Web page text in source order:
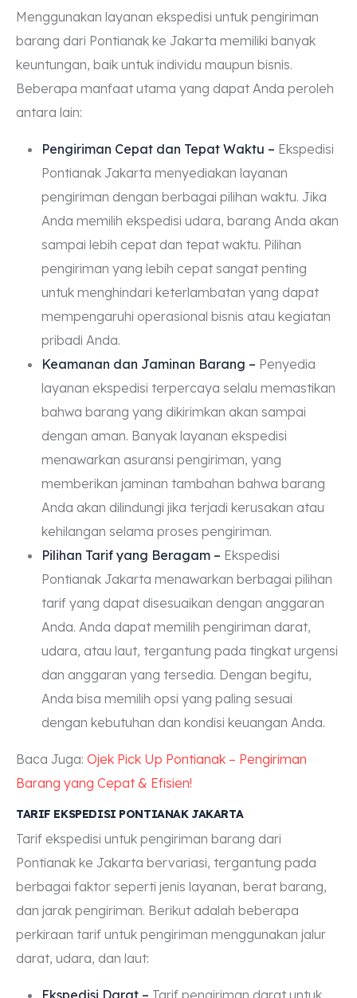
Menggunakan layanan ekspedisi untuk pengiriman
barang dari Pontianak ke Jakarta memiliki banyak
keuntungan, baik untuk individu maupun bisnis.
Beberapa manfaat utama yang dapat Anda peroleh
antara lain:
Pengiriman Cepat dan Tepat Waktu – Ekspedisi
Pontianak Jakarta menyediakan layanan
pengiriman dengan berbagai pilihan waktu. Jika
Anda memilih ekspedisi udara, barang Anda akan
sampai lebih cepat dan tepat waktu. Pilihan
pengiriman yang lebih cepat sangat penting
untuk menghindari keterlambatan yang dapat
mempengaruhi operasional bisnis atau kegiatan
pribadi Anda.
Keamanan dan Jaminan Barang – Penyedia
layanan ekspedisi terpercaya selalu memastikan
bahwa barang yang dikirimkan akan sampai
dengan aman. Banyak layanan ekspedisi
menawarkan asuransi pengiriman, yang
memberikan jaminan tambahan bahwa barang
Anda akan dilindungi jika terjadi kerusakan atau
kehilangan selama proses pengiriman.
Pilihan Tarif yang Beragam – Ekspedisi
Pontianak Jakarta menawarkan berbagai pilihan
tarif yang dapat disesuaikan dengan anggaran
Anda. Anda dapat memilih pengiriman darat,
udara, atau laut, tergantung pada tingkat urgensi
dan anggaran yang tersedia. Dengan begitu,
Anda bisa memilih opsi yang paling sesuai
dengan kebutuhan dan kondisi keuangan Anda.
Baca Juga: Ojek Pick Up Pontianak – Pengiriman
Barang yang Cepat & Efisien!
TARIF EKSPEDISI PONTIANAK JAKARTA
Tarif ekspedisi untuk pengiriman barang dari
Pontianak ke Jakarta bervariasi, tergantung pada
berbagai faktor seperti jenis layanan, berat barang,
dan jarak pengiriman. Berikut adalah beberapa
perkiraan tarif untuk pengiriman menggunakan jalur
darat, udara, dan laut:
Ekspedisi Darat – Tarif pengiriman darat untuk